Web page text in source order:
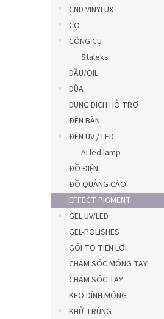
CND VINYLUX
CỌ
CÔNG CỤ
Staleks
DẦU/OIL
DŨA
DUNG DỊCH HỖ TRƠ
ĐÈN BÀN
ĐÈN UV / LED
AI led lamp
ĐỒ ĐIỆN
ĐỒ QUẢNG CÁO
EFFECT PIGMENT
GEL UV/LED
GEL-POLISHES
GÓI TO TIỆN LỢI
CHĂM SÓC MÓNG TAY
CHĂM SÓC TAY
KEO DÍNH MÓNG
KHỬ TRÙNG